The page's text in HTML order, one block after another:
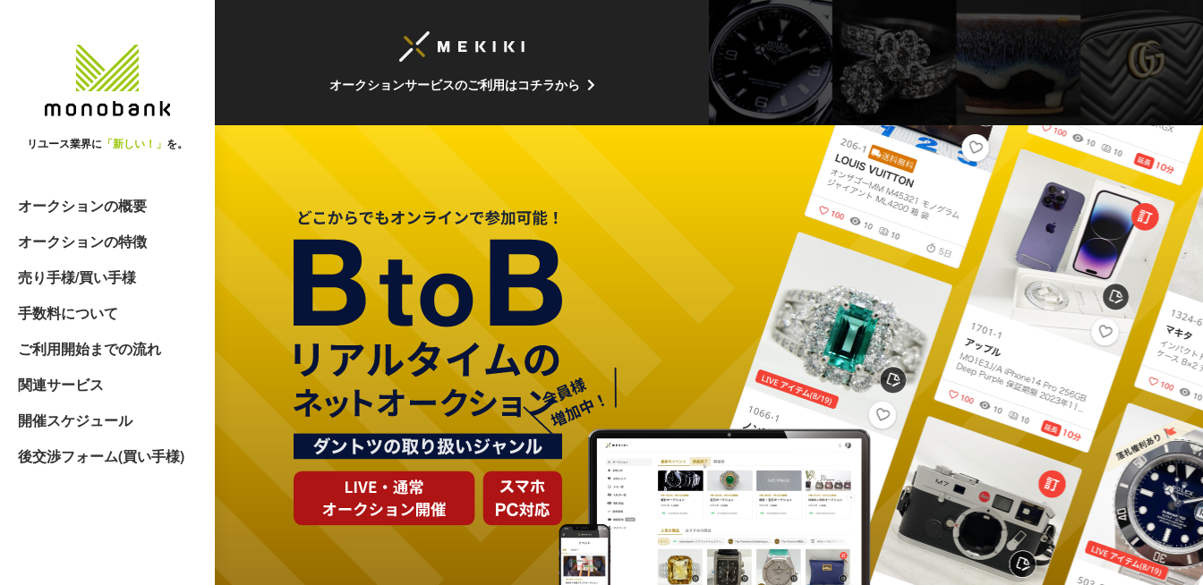
リユース業界に 「新しい！」 を。
オークションの概要
オークションの特徴
売り手様/買い手様
手数料について
ご利用開始までの流れ
関連サービス
開催スケジュール
後交渉フォーム(買い手様)
オークションサービスのご利用はコチラから